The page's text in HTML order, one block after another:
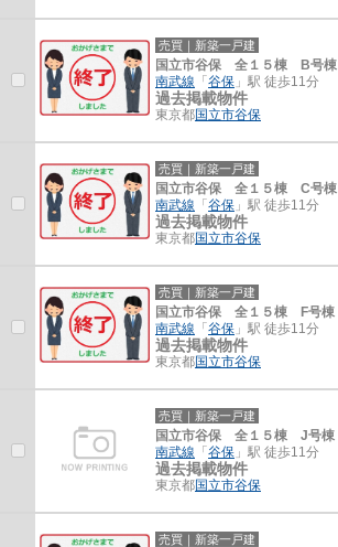
売買｜新築一戸建
国立市谷保 全１５棟 B号棟
南武線 「 谷保 」駅 徒歩11分
過去掲載物件
東京都国立市谷保
売買｜新築一戸建
国立市谷保 全１５棟 C号棟
南武線 「 谷保 」駅 徒歩11分
過去掲載物件
東京都国立市谷保
売買｜新築一戸建
国立市谷保 全１５棟 F号棟
南武線 「 谷保 」駅 徒歩11分
過去掲載物件
東京都国立市谷保
売買｜新築一戸建
国立市谷保 全１５棟 J号棟
南武線 「 谷保 」駅 徒歩11分
過去掲載物件
東京都国立市谷保
売買｜新築一戸建